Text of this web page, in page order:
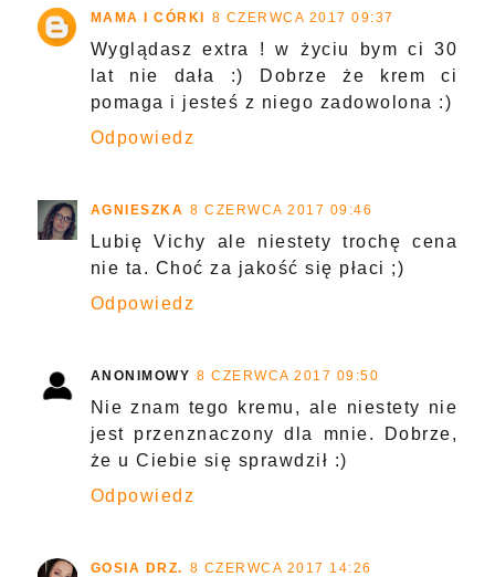
MAMA I CÓRKI 8 CZERWCA 2017 09:37
Wyglądasz extra ! w życiu bym ci 30
lat nie dała :) Dobrze że krem ci
pomaga i jesteś z niego zadowolona :)
Odpowiedz
AGNIESZKA 8 CZERWCA 2017 09:46
Lubię Vichy ale niestety trochę cena
nie ta. Choć za jakość się płaci ;)
Odpowiedz
ANONIMOWY 8 CZERWCA 2017 09:50
Nie znam tego kremu, ale niestety nie
jest przenznaczony dla mnie. Dobrze,
że u Ciebie się sprawdził :)
Odpowiedz
GOSIA DRZ. 8 CZERWCA 2017 14:26